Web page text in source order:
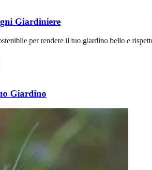
Giardiniere
per rendere il tuo giardino bello e
Giardino